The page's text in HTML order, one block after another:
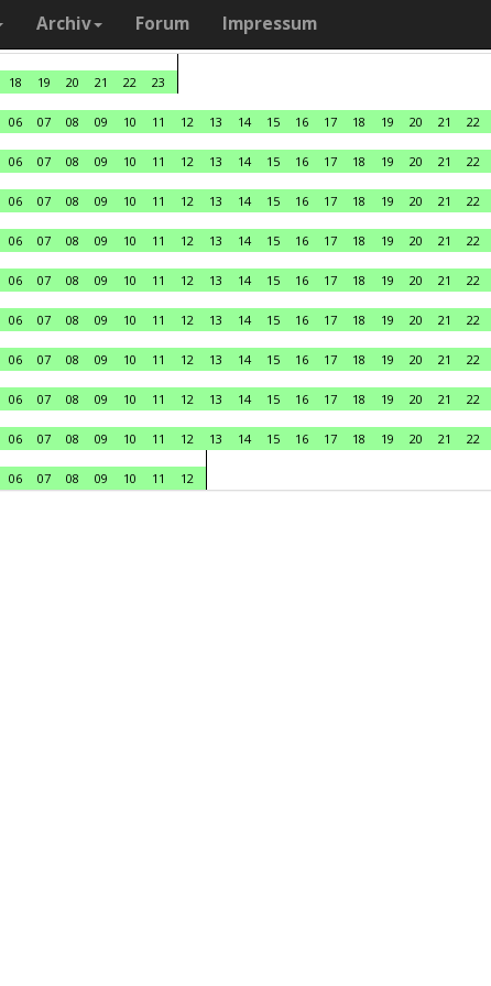
Archiv Forum Impressum
18 19 20 21 22
23
06 07 08 09 10 11 12 13 14 15 16 17 18 19 20 21 22
06 07 08 09 10 11 12 13 14 15 16 17 18 19 20 21 22
06 07 08 09 10 11 12 13 14 15 16 17 18 19 20 21 22
06 07 08 09 10 11 12 13 14 15 16 17 18 19 20 21 22
06 07 08 09 10 11 12 13 14 15 16 17 18 19 20 21 22
06 07 08 09 10 11 12 13 14 15 16 17 18 19 20 21 22
06 07 08 09 10 11 12 13 14 15 16 17 18 19 20 21 22
06 07 08 09 10 11 12 13 14 15 16 17 18 19 20 21 22
06 07 08 09 10 11 12 13 14 15 16 17 18 19 20 21 22
06 07 08 09 10 11 12